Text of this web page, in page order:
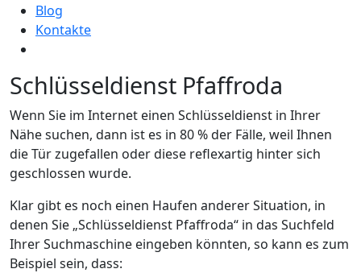
Blog
Kontakte
Schlüsseldienst Pfaffroda
Wenn Sie im Internet einen Schlüsseldienst in Ihrer
Nähe suchen, dann ist es in 80 % der Fälle, weil Ihnen
die Tür zugefallen oder diese reflexartig hinter sich
geschlossen wurde.
Klar gibt es noch einen Haufen anderer Situation, in
denen Sie „Schlüsseldienst Pfaffroda“ in das Suchfeld
Ihrer Suchmaschine eingeben könnten, so kann es zum
Beispiel sein, dass: